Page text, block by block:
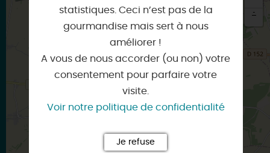
Itinéraire vers
LE MALESHERBOIS
-
statistiques. Ceci n’est pas de la
gourmandise mais sert à nous
améliorer !
A vous de nous accorder (ou non) votre
consentement pour parfaire votre
visite.
Voir notre politique de confidentialité
Je refuse